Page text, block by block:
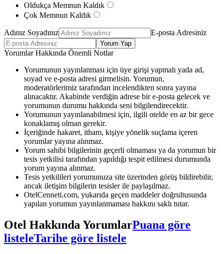
Oldukça Memnun Kaldık
Çok Memnun Kaldık
Adınız Soyadınız E-posta Adresiniz
Yorum Yap
Yorumlar Hakkında Önemli Notlar
Yorumunun yayınlanması için üye girişi yapmalı yada ad,
soyad ve e-posta adresi girmelisin. Yorumun,
moderatörlerimiz tarafından incelendikten sonra yayına
alınacaktır. Akabinde verdiğin adrese bir e-posta gelecek ve
yorumunun durumu hakkında seni bilgilendirecektir.
Yorumunun yayınlanabilmesi için, ilgili otelde en az bir gece
konaklamış olman gerekir.
İçeriğinde hakaret, itham, kişiye yönelik suçlama içeren
yorumlar yayına alınmaz.
Yorum sahibi bilgilerinin geçerli olmaması ya da yorumun bir
tesis yetkilisi tarafından yapıldığı tespit edilmesi durumunda
yorum yayına alınmaz.
Tesis yetkilileri yorumunuza site üzerinden görüş bildirebilir,
ancak iletişim bilgilerin tesisler ile paylaşılmaz.
OtelCenneti.com, yukarıda geçen maddeler doğrultusunda
yapılan yorumun yayınlanmaması hakkını saklı tutar.
Otel Hakkında YorumlarPuana göre
listeleTarihe göre listele